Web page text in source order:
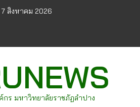
7 สิงหาคม 2026
กร มหาวิทยาลัยราชภัฏลำปาง